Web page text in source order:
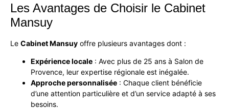
Les Avantages de Choisir le Cabinet
Mansuy
Le Cabinet Mansuy offre plusieurs avantages dont :
Expérience locale : Avec plus de 25 ans à Salon de
Provence, leur expertise régionale est inégalée.
Approche personnalisée : Chaque client bénéficie
d’une attention particulière et d’un service adapté à ses
besoins.